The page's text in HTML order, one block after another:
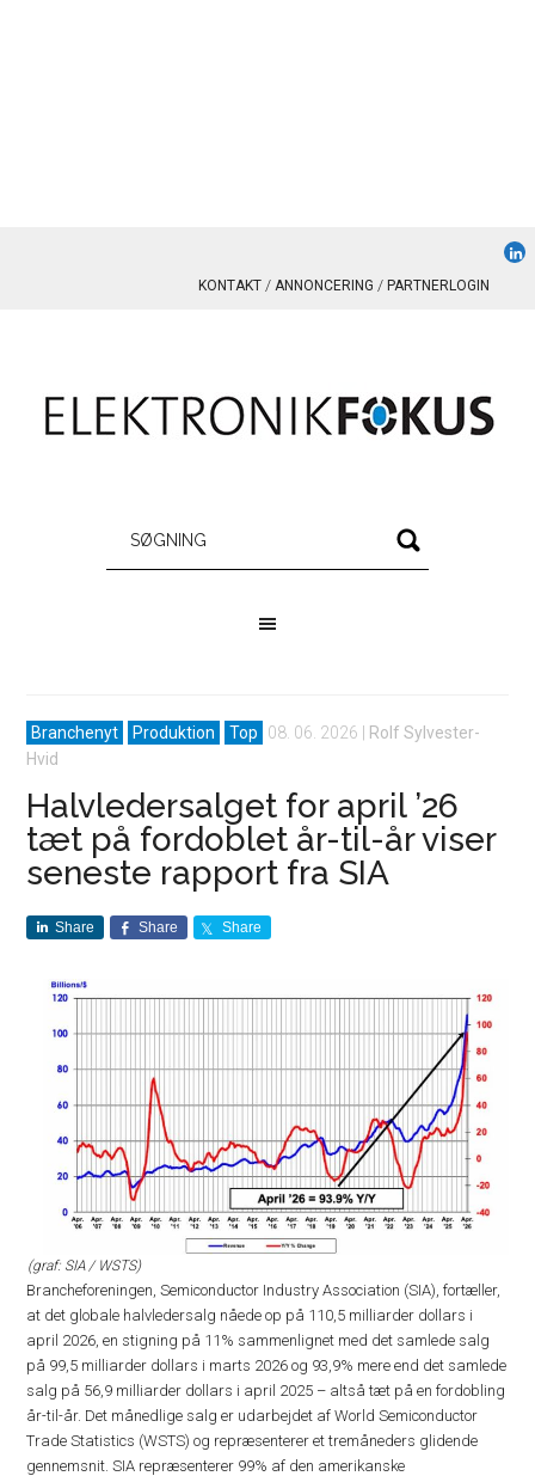
KONTAKT ANNONCERING PARTNERLOGIN
Branchenyt Produktion Top 08. 06. 2026
Rolf Sylvester-
Hvid
Halvledersalget for april ’26
tæt på fordoblet år-til-år viser
seneste rapport fra SIA
Share Share Share
(graf: SIA / WSTS)
Brancheforeningen, Semiconductor Industry Association (SIA), fortæller,
at det globale halvledersalg nåede op på 110,5 milliarder dollars i
april 2026, en stigning på 11% sammenlignet med det samlede salg
på 99,5 milliarder dollars i marts 2026 og 93,9% mere end det samlede
salg på 56,9 milliarder dollars i april 2025 – altså tæt på en fordobling
år-til-år. Det månedlige salg er udarbejdet af World Semiconductor
Trade Statistics (WSTS) og repræsenterer et tremåneders glidende
gennemsnit. SIA repræsenterer 99% af den amerikanske